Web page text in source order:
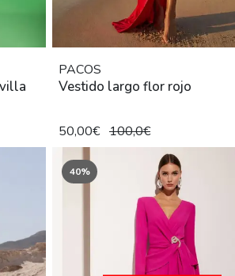
PACOS
Vestido largo flor rojo
50,00€ 100,0€
40%